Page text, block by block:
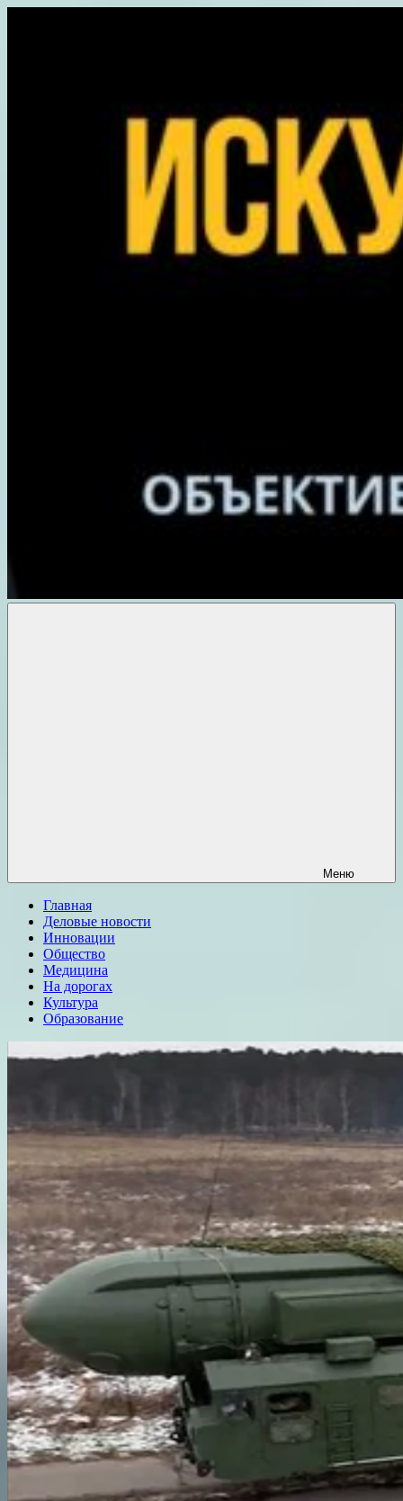
Меню
Главная
Деловые новости
Инновации
Общество
Медицина
На дорогах
Культура
Образование